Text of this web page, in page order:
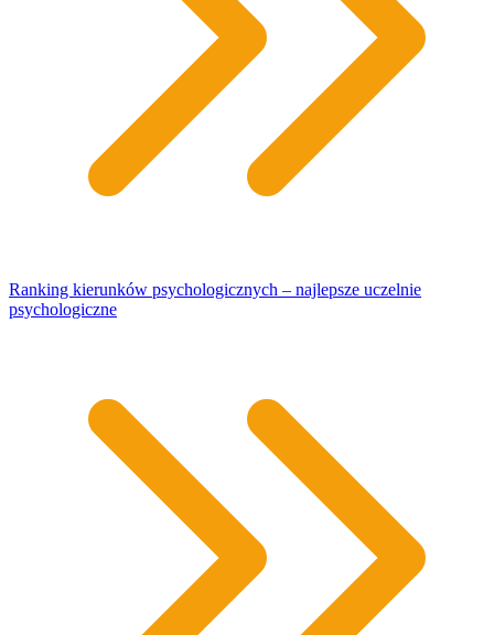
Ranking kierunków psychologicznych – najlepsze uczelnie
psychologiczne